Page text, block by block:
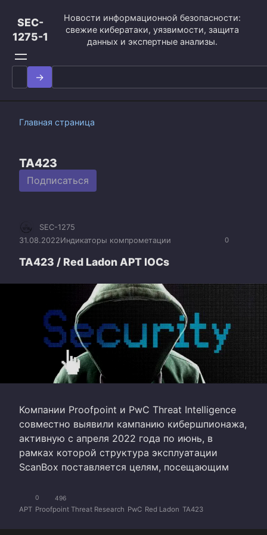
контенту
SEC-
1275-1
Новости информационной безопасности:
свежие кибератаки, уязвимости, защита
данных и экспертные анализы.
Search
for:
Главная страница
TA423
Подписаться
0
SEC-1275
31.08.2022Индикаторы компрометации
TA423 / Red Ladon APT IOCs
Компании Proofpoint и PwC Threat Intelligence
совместно выявили кампанию кибершпионажа,
активную с апреля 2022 года по июнь, в
рамках которой структура эксплуатации
ScanBox поставляется целям, посещающим
0 496
APT Proofpoint Threat Research PwC Red Ladon TA423